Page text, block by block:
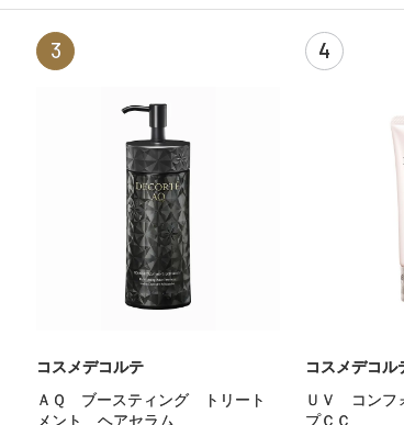
3
コスメデコルテ
ＡＱ ブースティング トリート
メント ヘアセラム
4
コスメデコル
ＵＶ コンフ
プＣＣ